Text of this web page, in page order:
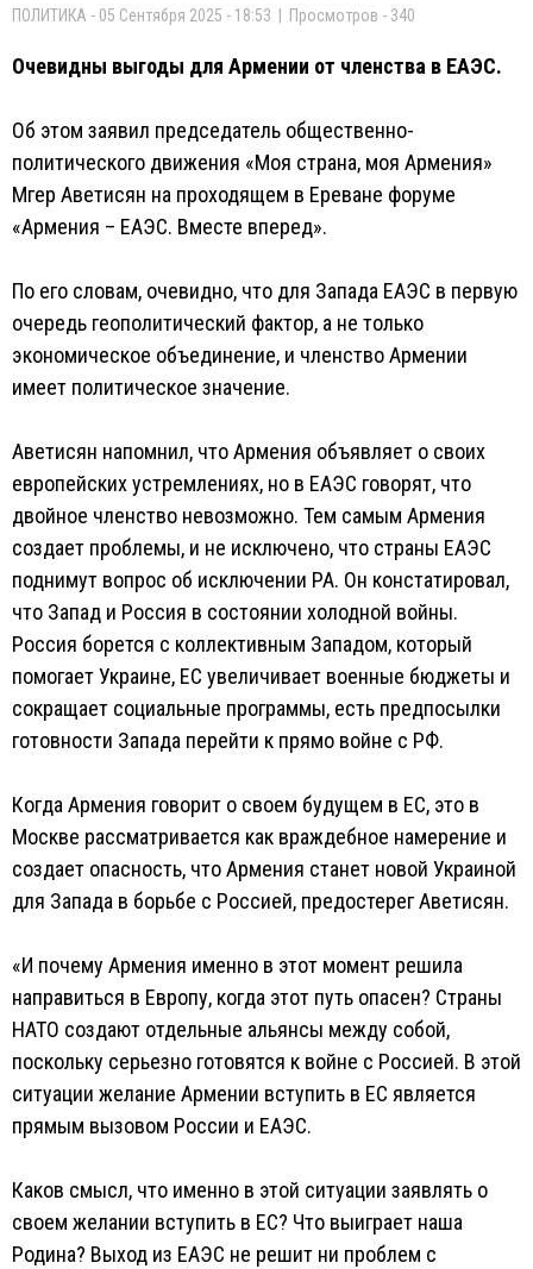
ПОЛИТИКА - 05 Сентября 2025 - 18:53 | Просмотров - 340
Очевидны выгоды для Армении от членства в ЕАЭС.
Об этом заявил председатель общественно-
политического движения «Моя страна, моя Армения»
Мгер Аветисян на проходящем в Ереване форуме
«Армения – ЕАЭС. Вместе вперед».
По его словам, очевидно, что для Запада ЕАЭС в первую
очередь геополитический фактор, а не только
экономическое объединение, и членство Армении
имеет политическое значение.
Аветисян напомнил, что Армения объявляет о своих
европейских устремлениях, но в ЕАЭС говорят, что
двойное членство невозможно. Тем самым Армения
создает проблемы, и не исключено, что страны ЕАЭС
поднимут вопрос об исключении РА. Он констатировал,
что Запад и Россия в состоянии холодной войны.
Россия борется с коллективным Западом, который
помогает Украине, ЕС увеличивает военные бюджеты и
сокращает социальные программы, есть предпосылки
готовности Запада перейти к прямо войне с РФ.
Когда Армения говорит о своем будущем в ЕС, это в
Москве рассматривается как враждебное намерение и
создает опасность, что Армения станет новой Украиной
для Запада в борьбе с Россией, предостерег Аветисян.
«И почему Армения именно в этот момент решила
направиться в Европу, когда этот путь опасен? Страны
НАТО создают отдельные альянсы между собой,
поскольку серьезно готовятся к войне с Россией. В этой
ситуации желание Армении вступить в ЕС является
прямым вызовом России и ЕАЭС.
Каков смысл, что именно в этой ситуации заявлять о
своем желании вступить в ЕС? Что выиграет наша
Родина? Выход из ЕАЭС не решит ни проблем с